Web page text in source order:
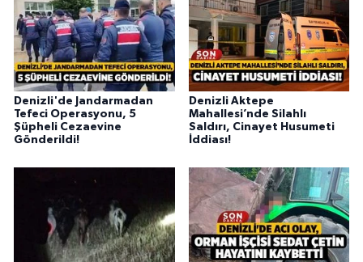
Denizli'de Jandarmadan
Tefeci Operasyonu, 5
Şüpheli Cezaevine
Gönderildi!
Denizli Aktepe
Mahallesi’nde Silahlı
Saldırı, Cinayet Husumeti
İddiası!